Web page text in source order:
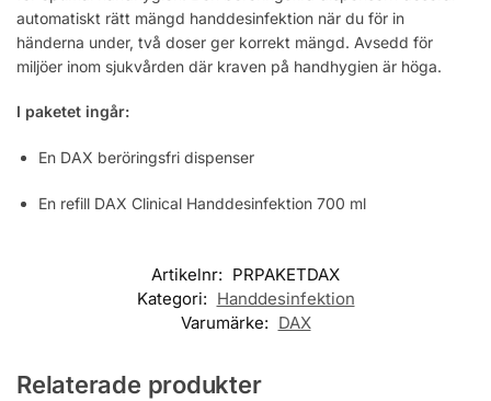
automatiskt rätt mängd handdesinfektion när du för in
händerna under, två doser ger korrekt mängd. Avsedd för
miljöer inom sjukvården där kraven på handhygien är höga.
I paketet ingår:
En DAX beröringsfri dispenser
En refill DAX Clinical Handdesinfektion 700 ml
Artikelnr: PRPAKETDAX
Kategori: Handdesinfektion
Varumärke: DAX
Relaterade produkter